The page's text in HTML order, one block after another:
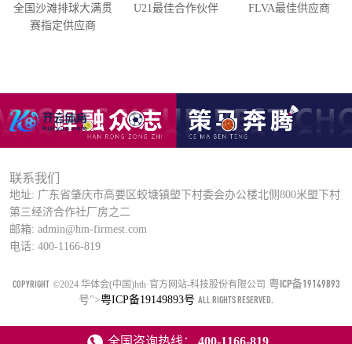
全国沙滩排球大满贯
赛指定供应商
U21最佳合作伙伴 FLVA最佳供应商
联系我们
地址: 广东省肇庆市高要区蛟塘镇塱下村委会办公楼北侧800米塱下村
第三经济合作社厂房之二
邮箱: admin@hm-firmest.com
电话: 400-1166-819
COPYRIGHT ©2024 华体会(中国)hth·官方网站-科技股份有限公司 粤ICP备19149893
号">粤ICP备19149893号 ALL RIGHTS RESERVED.
全国咨询热线： 400-1166-819